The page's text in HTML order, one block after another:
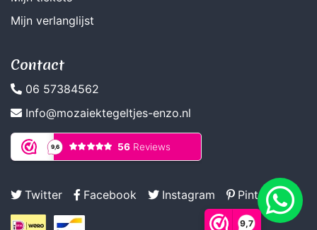
9,7
Mijn verlanglijst
Contact
06 57384562
Info@mozaiektegeltjes-enzo.nl
Twitter Facebook Instagram Pinterest